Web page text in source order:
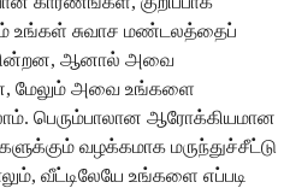
உங்கள் சுவாச மண்டலத்தைப்
ஆனால் அவை
மேலும் அவை உங்களை
பெரும்பாலான ஆரோக்கியமான
வழக்கமாக மருந்துச்சீட்டு
வீட்டிலேயே உங்களை எப்படி